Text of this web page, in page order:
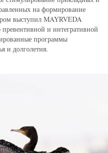
на формирование
выступил MAYRVEDA
и интегративной
программы
и долголетия.